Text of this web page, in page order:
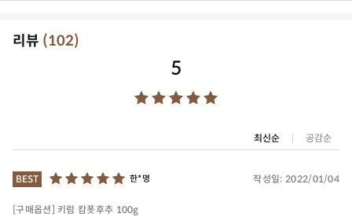
리뷰 (102)
5
최신순 공감순
BEST 한*명 작성일: 2022/01/04
[구매옵션] 키럼 캄폿후추 100g